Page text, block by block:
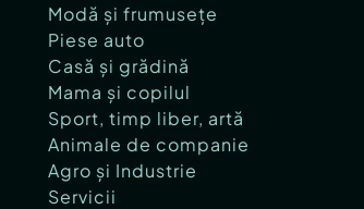
Modă și frumusețe
Piese auto
Casă și grădină
Mama și copilul
Sport, timp liber, artă
Animale de companie
Agro și Industrie
Servicii